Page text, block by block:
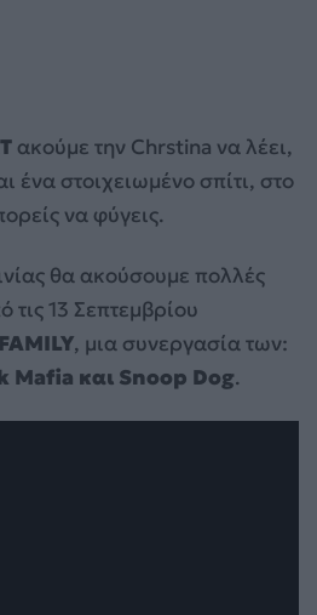
ακούμε την Chrstina να λέει,
ένα στοιχειωμένο σπίτι, στο
να φύγεις.
θα ακούσουμε πολλές
13 Σεπτεμβρίου
, μια συνεργασία των:
Mafia και Snoop Dog.